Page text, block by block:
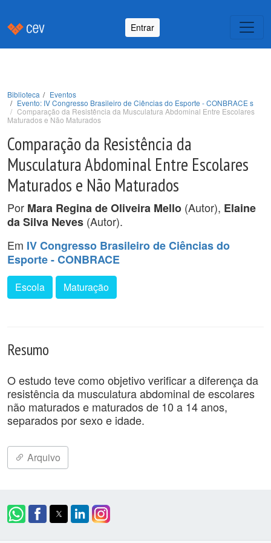
Entrar
Biblioteca
Eventos
Evento: IV Congresso Brasileiro de Ciências do Esporte - CONBRACE s
Comparação da Resistência da Musculatura Abdominal Entre Escolares
Maturados e Não Maturados
Comparação da Resistência da
Musculatura Abdominal Entre Escolares
Maturados e Não Maturados
Por Mara Regina de Oliveira Mello (Autor), Elaine
da Silva Neves (Autor).
Em IV Congresso Brasileiro de Ciências do
Esporte - CONBRACE
Escola Maturação
Resumo
O estudo teve como objetivo verificar a diferença da
resistência da musculatura abdominal de escolares
não maturados e maturados de 10 a 14 anos,
separados por sexo e idade.
Arquivo